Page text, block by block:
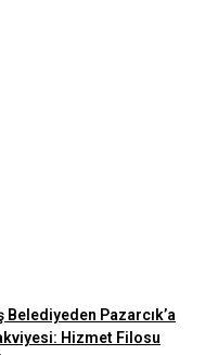
Belediyeden Pazarcık’a
Hizmet Filosu